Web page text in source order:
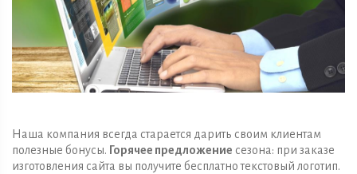
Наша компания всегда старается дарить своим клиентам
полезные бонусы. Горячее предложение сезона: при заказе
изготовления сайта вы получите бесплатно текстовый логотип.